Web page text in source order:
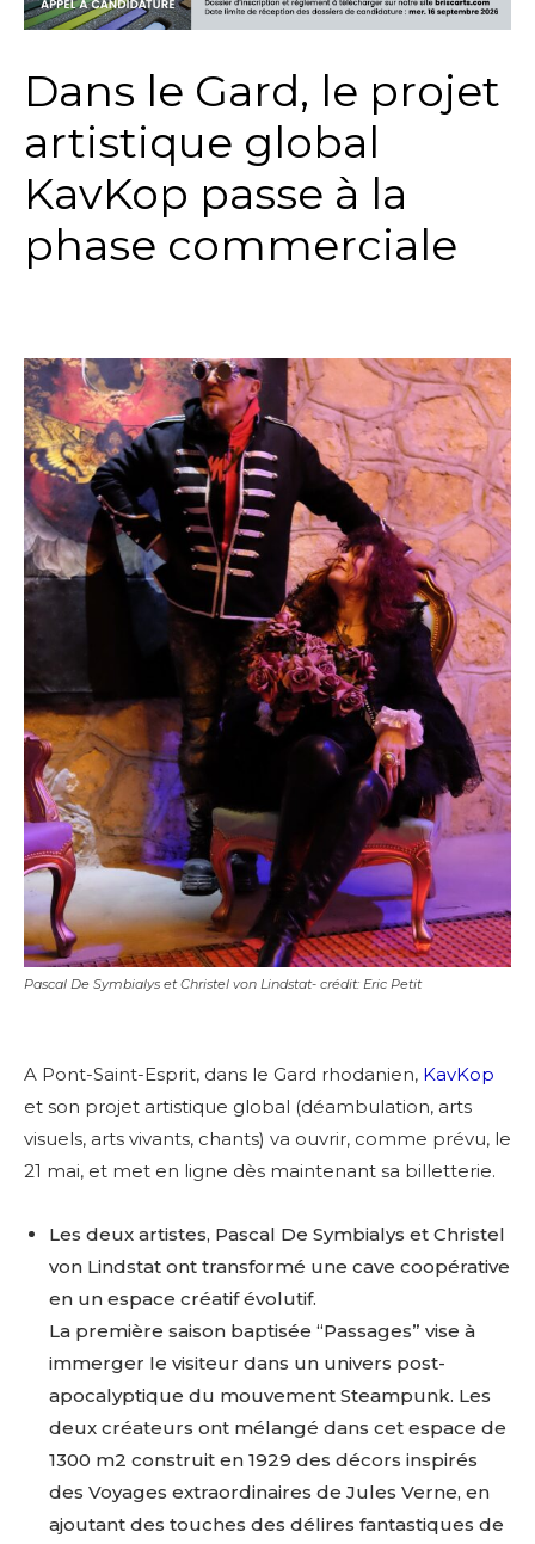
Dans le Gard, le projet
artistique global
KavKop passe à la
phase commerciale
Pascal De Symbialys et Christel von Lindstat- crédit: Eric Petit
A Pont-Saint-Esprit, dans le Gard rhodanien, KavKop
et son projet artistique global (déambulation, arts
visuels, arts vivants, chants) va ouvrir, comme prévu, le
21 mai, et met en ligne dès maintenant sa billetterie.
Les deux artistes, Pascal De Symbialys et Christel
von Lindstat ont transformé une cave coopérative
en un espace créatif évolutif.
La première saison baptisée “Passages” vise à
immerger le visiteur dans un univers post-
apocalyptique du mouvement Steampunk. Les
deux créateurs ont mélangé dans cet espace de
1300 m2 construit en 1929 des décors inspirés
des Voyages extraordinaires de Jules Verne, en
ajoutant des touches des délires fantastiques de